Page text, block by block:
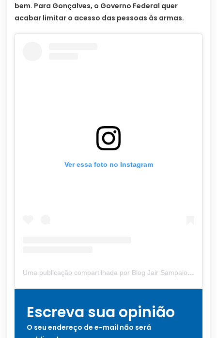
bem. Para Gonçalves, o Governo Federal quer
acabar limitar o acesso das pessoas às armas.
Ver essa foto no Instagram
Uma publicação compartilhada por Blog Jair Sampaio (@blogjairsampaio_)
Escreva sua opinião
O seu endereço de e-mail não será